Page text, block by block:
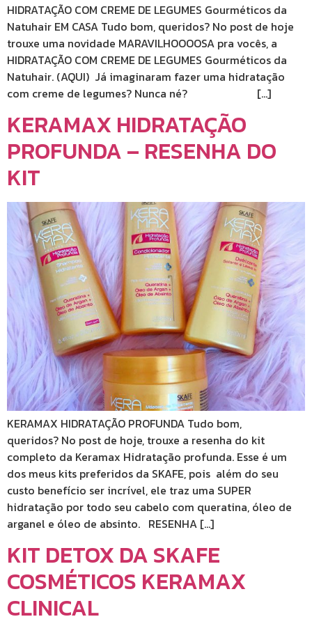
HIDRATAÇÃO COM CREME DE LEGUMES Gourméticos da
Natuhair EM CASA Tudo bom, queridos? No post de hoje
trouxe uma novidade MARAVILHOOOOSA pra vocês, a
HIDRATAÇÃO COM CREME DE LEGUMES Gourméticos da
Natuhair. (AQUI) Já imaginaram fazer uma hidratação
com creme de legumes? Nunca né? […]
KERAMAX HIDRATAÇÃO
PROFUNDA – RESENHA DO
KIT
KERAMAX HIDRATAÇÃO PROFUNDA Tudo bom,
queridos? No post de hoje, trouxe a resenha do kit
completo da Keramax Hidratação profunda. Esse é um
dos meus kits preferidos da SKAFE, pois além do seu
custo benefício ser incrível, ele traz uma SUPER
hidratação por todo seu cabelo com queratina, óleo de
arganel e óleo de absinto. RESENHA […]
KIT DETOX DA SKAFE
COSMÉTICOS KERAMAX
CLINICAL